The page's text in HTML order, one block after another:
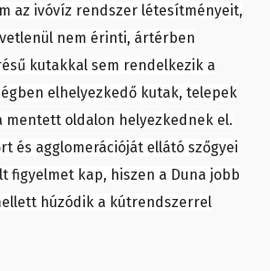
az ivóvíz rendszer létesítményeit,
nem érinti, ártérben
kutakkal sem rendelkezik a
elhelyezkedő kutak, telepek
mentett oldalon helyezkednek el.
és agglomerációját ellátó szőgyei
figyelmet kap, hiszen a Duna jobb
húzódik a kútrendszerrel